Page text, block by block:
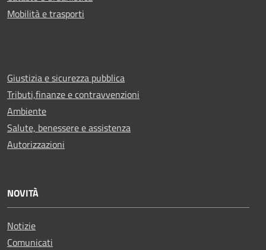
Mobilità e trasporti
Giustizia e sicurezza pubblica
Tributi,finanze e contravvenzioni
Ambiente
Salute, benessere e assistenza
Autorizzazioni
NOVITÀ
Notizie
Comunicati